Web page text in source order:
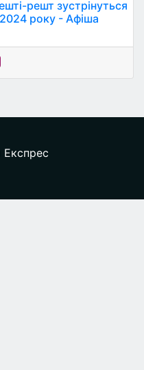
решт зустрінуться
2024 року - Афіша